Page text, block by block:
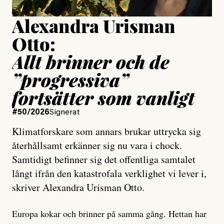
Alexandra Urisman
Otto:
Allt brinner och de
”progressiva”
fortsätter som vanligt
#50/2026Signerat
Klimatforskare som annars brukar uttrycka sig
återhållsamt erkänner sig nu vara i chock.
Samtidigt befinner sig det offentliga samtalet
långt ifrån den katastrofala verklighet vi lever i,
skriver Alexandra Urisman Otto.
Europa kokar och brinner på samma gång. Hettan har